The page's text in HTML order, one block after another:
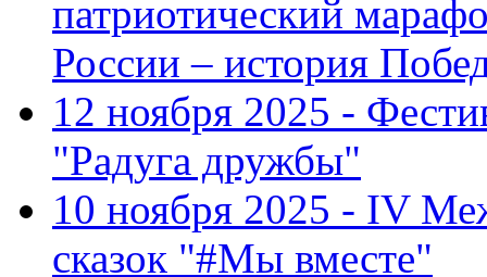
патриотический
России – история
12 ноября 2025 -
"Радуга дружбы"
10 ноября 2025 - IV
сказок "#Мы вместе"